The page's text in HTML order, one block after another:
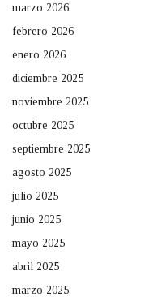
marzo 2026
febrero 2026
enero 2026
diciembre 2025
noviembre 2025
octubre 2025
septiembre 2025
agosto 2025
julio 2025
junio 2025
mayo 2025
abril 2025
marzo 2025